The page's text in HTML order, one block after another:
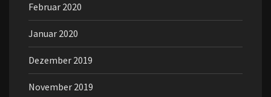
Februar 2020
Januar 2020
Dezember 2019
November 2019